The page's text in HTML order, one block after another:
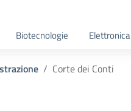
Biotecnologie Elettronica
Corte dei Conti